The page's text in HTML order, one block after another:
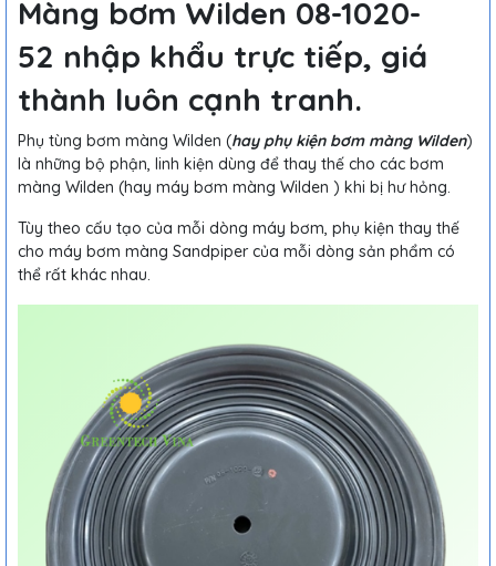
Màng bơm Wilden 08-1020-
52 nhập khẩu trực tiếp, giá
thành luôn cạnh tranh.
Phụ tùng bơm màng Wilden (hay phụ kiện bơm màng Wilden)
là những bộ phận, linh kiện dùng để thay thế cho các bơm
màng Wilden (hay máy bơm màng Wilden ) khi bị hư hỏng.
Tùy theo cấu tạo của mỗi dòng máy bơm, phụ kiện thay thế
cho máy bơm màng Sandpiper của mỗi dòng sản phẩm có
thể rất khác nhau.